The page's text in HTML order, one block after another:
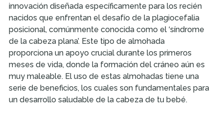
innovación diseñada específicamente para los recién
nacidos que enfrentan el desafío de la plagiocefalia
posicional, comúnmente conocida como el ‘síndrome
de la cabeza plana’. Este tipo de almohada
proporciona un apoyo crucial durante los primeros
meses de vida, donde la formación del cráneo aún es
muy maleable. El uso de estas almohadas tiene una
serie de beneficios, los cuales son fundamentales para
un desarrollo saludable de la cabeza de tu bebé.